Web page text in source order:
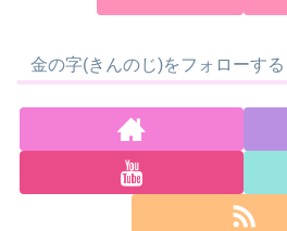
金の字(きんのじ)をフォローする